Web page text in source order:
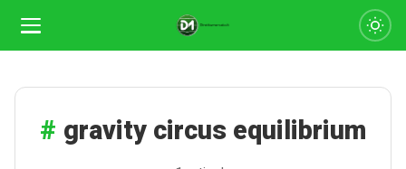
gravity circus equilibrium